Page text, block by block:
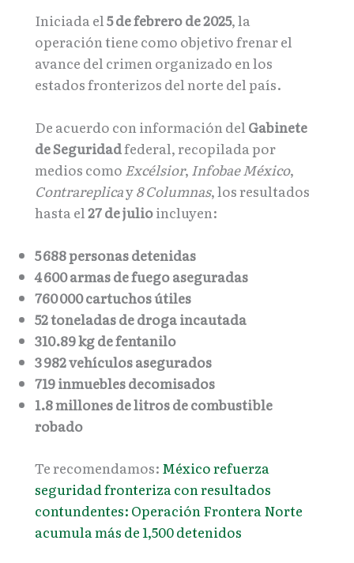
Iniciada el 5 de febrero de 2025, la
operación tiene como objetivo frenar el
avance del crimen organizado en los
estados fronterizos del norte del país.
De acuerdo con información del Gabinete
de Seguridadfederal, recopilada por
medios como Excélsior, Infobae México,
Contrareplicay8 Columnas, los resultados
hasta el 27 de julioincluyen:
5688 personas detenidas
4600 armas de fuego aseguradas
760000 cartuchos útiles
52 toneladas de droga incautada
310.89 kg de fentanilo
3982 vehículos asegurados
719 inmuebles decomisados
1.8 millones de litros de combustible
robado
Te recomendamos: México refuerza
seguridad fronteriza con resultados
contundentes: Operación Frontera Norte
acumula más de 1,500 detenidos